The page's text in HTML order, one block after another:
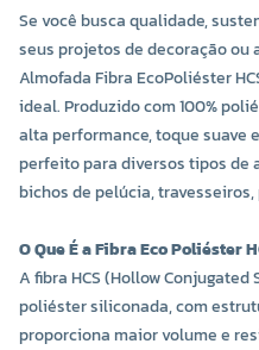
Se você busca qualidade,
seus projetos de decoração ou
Almofada Fibra EcoPoliéster
ideal. Produzido com 100%
alta performance, toque suave
perfeito para diversos tipos de
bichos de pelúcia,
O Que É a Fibra Eco Poliéster
A fibra HCS (Hollow
poliéster siliconada, com
proporciona maior volume e